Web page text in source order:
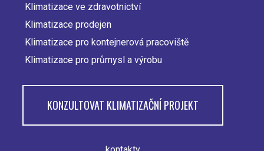
Klimatizace ve zdravotnictví
Klimatizace prodejen
Klimatizace pro kontejnerová pracoviště
Klimatizace pro průmysl a výrobu
KONZULTOVAT KLIMATIZAČNÍ PROJEKT